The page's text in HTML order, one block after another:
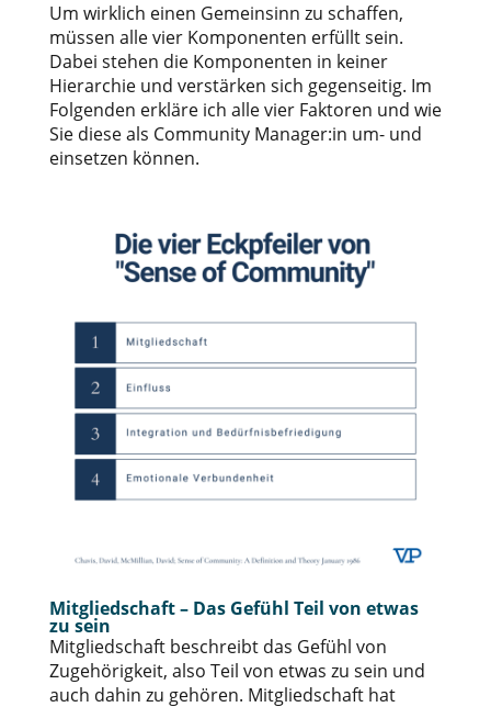
Um wirklich einen Gemeinsinn zu schaffen,
müssen alle vier Komponenten erfüllt sein.
Dabei stehen die Komponenten in keiner
Hierarchie und verstärken sich gegenseitig. Im
Folgenden erkläre ich alle vier Faktoren und wie
Sie diese als Community Manager:in um- und
einsetzen können.
Mitgliedschaft – Das Gefühl Teil von etwas
zu sein
Mitgliedschaft beschreibt das Gefühl von
Zugehörigkeit, also Teil von etwas zu sein und
auch dahin zu gehören. Mitgliedschaft hat